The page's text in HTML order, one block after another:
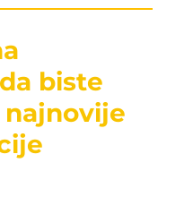
biste
najnovije